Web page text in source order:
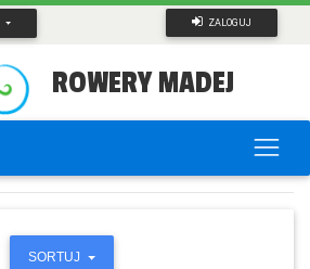
ZALOGUJ
ROWERY MADEJ
SORTUJ